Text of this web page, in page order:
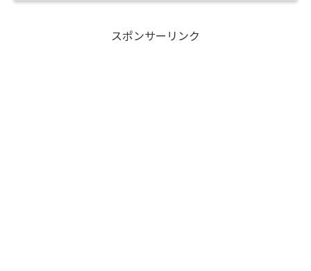
スポンサーリンク